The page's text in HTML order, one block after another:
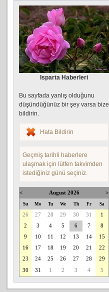
Isparta Haberleri
Bu sayfada yanlış olduğunu
düşündüğünüz bir şey varsa bize
bildirin.
Hata Bildirin
Geçmiş tarihli haberlere
ulaşmak için lütfen takvimden
istediğiniz günü seçiniz.
< August 2026 >
Su Mo Tu We Th Fr Sa
26 27 28 29 30 31
1
2
3 4 5 6 7
8
9
10 11 12 13 14
15
16
17 18 19 20 21
22
23
24 25 26 27 28 29
30 31 1 2 3 4 5